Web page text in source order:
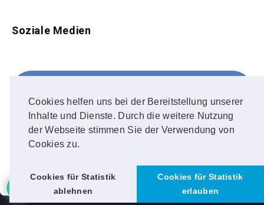
Cookies helfen uns bei der Bereitstellung unserer
Inhalte und Dienste. Durch die weitere Nutzung
der Webseite stimmen Sie der Verwendung von
Cookies zu.
Cookies für Statistik
ablehnen
Cookies für Statistik
erlauben
Soziale Medien
FOLLOW ME!
Instagram
OUR PHOTOS!